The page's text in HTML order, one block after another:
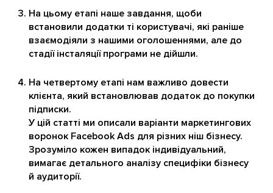
На цьому етапі наше завдання, щоби
встановили додатки ті користувачі, які раніше
взаємодіяли з нашими оголошеннями, але до
стадії інсталяції програми не дійшли.
На четвертому етапі нам важливо довести
клієнта, який встановлював додаток до покупки
підписки.
У цій статті ми описали варіанти маркетингових
воронок Facebook Ads для різних ніш бізнесу.
Зрозуміло кожен випадок індивідуальний,
вимагає детального аналізу специфіки бізнесу
й аудиторії.